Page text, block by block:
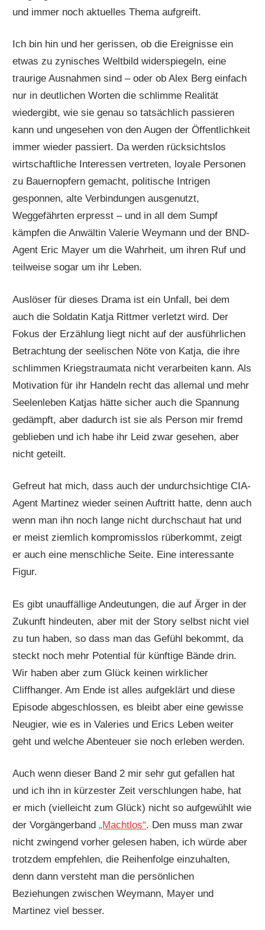
und immer noch aktuelles Thema aufgreift.
Ich bin hin und her gerissen, ob die Ereignisse ein
etwas zu zynisches Weltbild widerspiegeln, eine
traurige Ausnahmen sind – oder ob Alex Berg einfach
nur in deutlichen Worten die schlimme Realität
wiedergibt, wie sie genau so tatsächlich passieren
kann und ungesehen von den Augen der Öffentlichkeit
immer wieder passiert. Da werden rücksichtslos
wirtschaftliche Interessen vertreten, loyale Personen
zu Bauernopfern gemacht, politische Intrigen
gesponnen, alte Verbindungen ausgenutzt,
Weggefährten erpresst – und in all dem Sumpf
kämpfen die Anwältin Valerie Weymann und der BND-
Agent Eric Mayer um die Wahrheit, um ihren Ruf und
teilweise sogar um ihr Leben.
Auslöser für dieses Drama ist ein Unfall, bei dem
auch die Soldatin Katja Rittmer verletzt wird. Der
Fokus der Erzählung liegt nicht auf der ausführlichen
Betrachtung der seelischen Nöte von Katja, die ihre
schlimmen Kriegstraumata nicht verarbeiten kann. Als
Motivation für ihr Handeln recht das allemal und mehr
Seelenleben Katjas hätte sicher auch die Spannung
gedämpft, aber dadurch ist sie als Person mir fremd
geblieben und ich habe ihr Leid zwar gesehen, aber
nicht geteilt.
Gefreut hat mich, dass auch der undurchsichtige CIA-
Agent Martinez wieder seinen Auftritt hatte, denn auch
wenn man ihn noch lange nicht durchschaut hat und
er meist ziemlich kompromisslos rüberkommt, zeigt
er auch eine menschliche Seite. Eine interessante
Figur.
Es gibt unauffällige Andeutungen, die auf Ärger in der
Zukunft hindeuten, aber mit der Story selbst nicht viel
zu tun haben, so dass man das Gefühl bekommt, da
steckt noch mehr Potential für künftige Bände drin.
Wir haben aber zum Glück keinen wirklicher
Cliffhanger. Am Ende ist alles aufgeklärt und diese
Episode abgeschlossen, es bleibt aber eine gewisse
Neugier, wie es in Valeries und Erics Leben weiter
geht und welche Abenteuer sie noch erleben werden.
Auch wenn dieser Band 2 mir sehr gut gefallen hat
und ich ihn in kürzester Zeit verschlungen habe, hat
er mich (vielleicht zum Glück) nicht so aufgewühlt wie
der Vorgängerband„Machtlos“. Den muss man zwar
nicht zwingend vorher gelesen haben, ich würde aber
trotzdem empfehlen, die Reihenfolge einzuhalten,
denn dann versteht man die persönlichen
Beziehungen zwischen Weymann, Mayer und
Martinez viel besser.